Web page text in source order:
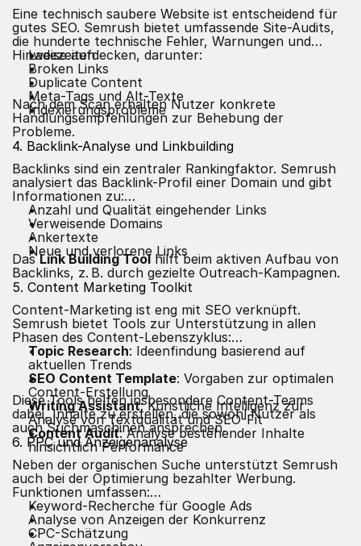
Eine technisch saubere Website ist entscheidend für
gutes SEO. Semrush bietet umfassende Site-Audits,
die hunderte technische Fehler, Warnungen und
Hinweise aufdecken, darunter:
Ladezeiten
Broken Links
Duplicate Content
Meta-Tags und Alt-Texte
Indexierungsprobleme
Nach dem Scan erhalten Nutzer konkrete
Handlungsempfehlungen zur Behebung der
Probleme.
4. Backlink-Analyse und Linkbuilding
Backlinks sind ein zentraler Rankingfaktor. Semrush
analysiert das Backlink-Profil einer Domain und gibt
Informationen zu:
Anzahl und Qualität eingehender Links
Verweisende Domains
Ankertexte
Neue und verlorene Links
DasLink Building Toolhilft beim aktiven Aufbau von
Backlinks, z. B. durch gezielte Outreach-Kampagnen.
5. Content Marketing Toolkit
Content-Marketing ist eng mit SEO verknüpft.
Semrush bietet Tools zur Unterstützung in allen
Phasen des Content-Lebenszyklus:
Topic Research: Ideenfindung basierend auf
aktuellen Trends
SEO Content Template: Vorgaben zur optimalen
Content-Erstellung
Writing Assistant: Künstliche Intelligenz zur
Analyse von Textqualität und SEO-Fit
Content Audit: Analyse bestehender Inhalte
hinsichtlich Performance
Diese Tools helfen insbesondere Content-Teams
dabei, Inhalte zu erstellen, die sowohl Nutzer als
auch Suchmaschinen ansprechen.
6. PPC und Anzeigenanalyse
Neben der organischen Suche unterstützt Semrush
auch bei der Optimierung bezahlter Werbung.
Funktionen umfassen:
Keyword-Recherche für Google Ads
Analyse von Anzeigen der Konkurrenz
CPC-Schätzung